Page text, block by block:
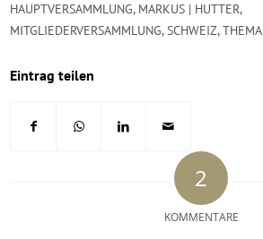
HAUPTVERSAMMLUNG, MARKUS | HUTTER,
MITGLIEDERVERSAMMLUNG,SCHWEIZ,THEMA
Eintrag teilen
2
KOMMENTARE